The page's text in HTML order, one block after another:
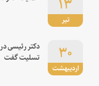
تیر
اردیبهشت
۳۰
دکتر رئیسی
تسلیت گفت